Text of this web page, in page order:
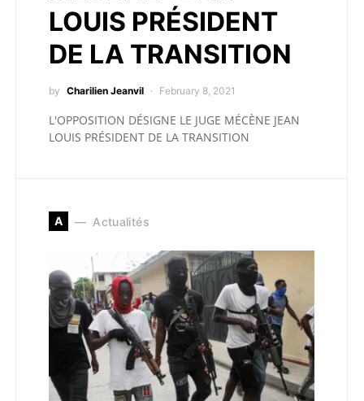
LOUIS PRÉSIDENT
DE LA TRANSITION
by Charilien Jeanvil February 8, 2021
L'OPPOSITION DÉSIGNE LE JUGE MÉCÈNE JEAN
LOUIS PRÉSIDENT DE LA TRANSITION
A Actualités